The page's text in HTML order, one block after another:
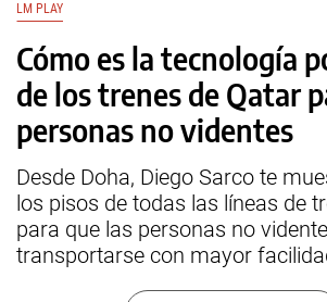
LM PLAY
Cómo es la tecnología
de los trenes de Qatar
personas no videntes
Desde Doha, Diego Sarco te
los pisos de todas las líneas de
para que las personas no
transportarse con mayor